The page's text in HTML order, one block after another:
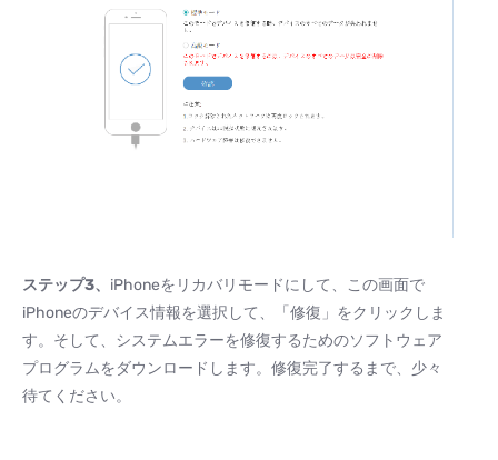
ステップ3、 iPhoneをリカバリモードにして、この画面で
iPhoneのデバイス情報を選択して、「修復」をクリックしま
す。そして、システムエラーを修復するためのソフトウェア
プログラムをダウンロードします。修復完了するまで、少々
待てください。